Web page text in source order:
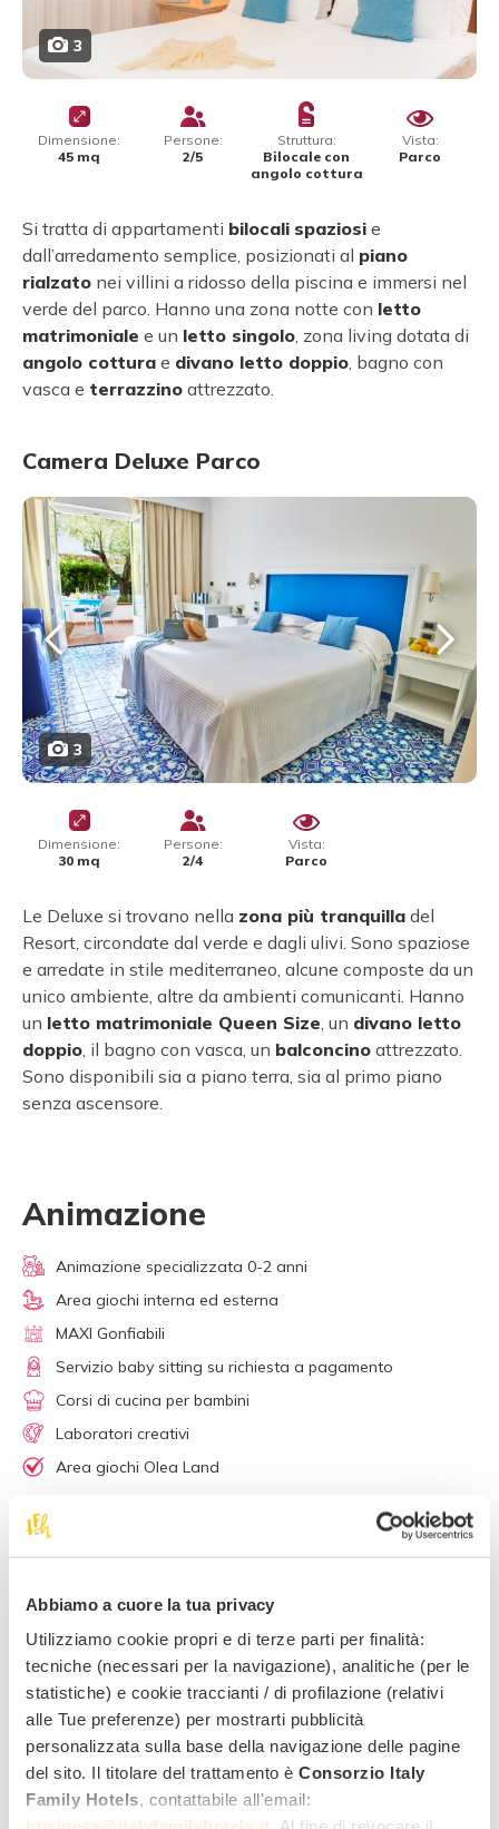
Abbiamo a cuore la tua privacy
Utilizziamo cookie propri e di terze parti per finalità:
tecniche (necessari per la navigazione), analitiche (per le
statistiche) e cookie traccianti / di profilazione (relativi
alle Tue preferenze) per mostrarti pubblicità
personalizzata sulla base della navigazione delle pagine
del sito. Il titolare del trattamento è Consorzio Italy
Family Hotels, contattabile all'email:
Dimensione:
45 mq
Persone:
2/5
Struttura:
Bilocale con
angolo cottura
Vista:
Parco
Si tratta di appartamenti bilocali spaziosi e
dall’arredamento semplice, posizionati al piano
rialzato nei villini a ridosso della piscina e immersi nel
verde del parco. Hanno una zona notte con letto
matrimoniale e un letto singolo , zona living dotata di
angolo cottura e divano letto doppio , bagno con
vasca e terrazzino attrezzato.
3
Camera Deluxe Parco
3
Dimensione:
30 mq
Persone:
2/4
Vista:
Parco
Le Deluxe si trovano nella zona più tranquilla del
Resort, circondate dal verde e dagli ulivi. Sono spaziose
e arredate in stile mediterraneo, alcune composte da un
unico ambiente, altre da ambienti comunicanti. Hanno
un letto matrimoniale Queen Size, un divano letto
doppio, il bagno con vasca, un balconcino attrezzato.
Sono disponibili sia a piano terra, sia al primo piano
senza ascensore.
Animazione
Animazione specializzata 0-2 anni
Area giochi interna ed esterna
MAXI Gonfiabili
Servizio baby sitting su richiesta a pagamento
Corsi di cucina per bambini
Laboratori creativi
Area giochi Olea Land
7